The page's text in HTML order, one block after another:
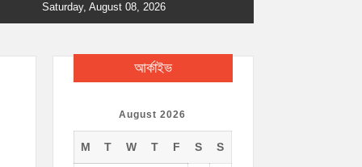
Saturday, August 08, 2026
আর্কাইভ
August 2026
M T W T F S S